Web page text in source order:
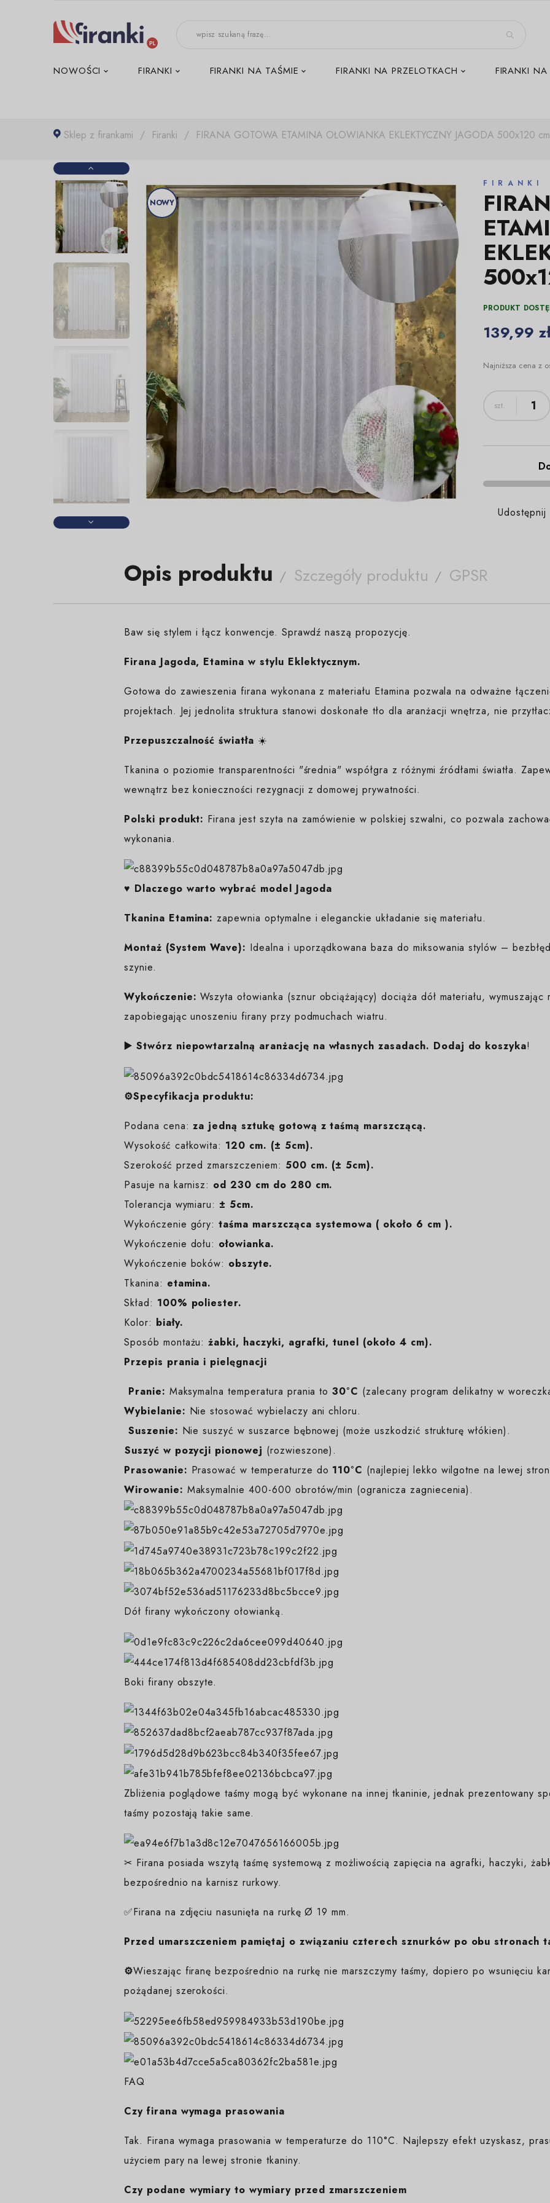
NOWOŚCI FIRANKI FIRANKI NA TAŚMIE FIRANKI NA PRZELOTKACH FIRANKI NA
Sklep z firankami Firanki FIRANA GOTOWA ETAMINA OŁOWIANKA EKLEKTYCZNY JAGODA 500x120
NOWY
FIRANKI
PRODUKT
139,99
Najniższa cena z
Udostępnij
Opis produktu Szczegóły produktu GPSR
Baw się stylem i łącz konwencje. Sprawdź naszą propozycję.
Firana Jagoda, Etamina w stylu Eklektycznym.
Gotowa do zawieszenia firana wykonana z materiału Etamina pozwala na odważne
projektach. Jej jednolita struktura stanowi doskonałe tło dla aranżacji wnętrza, nie
Przepuszczalność światła ☀️
Tkanina o poziomie transparentności "średnia" współgra z różnymi źródłami światła.
wewnątrz bez konieczności rezygnacji z domowej prywatności.
Polski produkt: Firana jest szyta na zamówienie w polskiej szwalni, co pozwala
wykonania.
♥️ Dlaczego warto wybrać model Jagoda
Tkanina Etamina: zapewnia optymalne i eleganckie układanie się materiału.
Montaż (System Wave): Idealna i uporządkowana baza do miksowania stylów –
szynie.
Wykończenie: Wszyta ołowianka (sznur obciążający) dociąża dół materiału,
zapobiegając unoszeniu firany przy podmuchach wiatru.
▶️ Stwórz niepowtarzalną aranżację na własnych zasadach. Dodaj do koszyka!
⚙️Specyfikacja produktu:
Podana cena: za jedną sztukę gotową z taśmą marszczącą.
Wysokość całkowita: 120 cm. (± 5cm).
Szerokość przed zmarszczeniem: 500 cm. (± 5cm).
Pasuje na karnisz: od 230 cm do 280 cm.
Tolerancja wymiaru: ± 5cm.
Wykończenie góry:taśma marszcząca systemowa ( około 6 cm ).
Wykończenie dołu: ołowianka.
Wykończenie boków: obszyte.
Tkanina: etamina.
Skład: 100% poliester.
Kolor: biały.
Sposób montażu:żabki, haczyki, agrafki, tunel (około 4 cm).
Przepis prania i pielęgnacji
Pranie: Maksymalna temperatura prania to30°C (zalecany program delikatny w
Wybielanie: Nie stosować wybielaczy ani chloru.
Suszenie: Nie suszyć w suszarce bębnowej (może uszkodzić strukturę włókien).
️Suszyć w pozycji pionowej (rozwieszone).
Prasowanie: Prasować w temperaturze do 110°C (najlepiej lekko wilgotne na lewej
Wirowanie: Maksymalnie 400-600 obrotów/min (ogranicza zagniecenia).
Dół firany wykończony ołowianką.
Boki firany obszyte.
Zbliżenia poglądowe taśmy mogą być wykonane na innej tkaninie, jednak prezentowany
taśmy pozostają takie same.
✂ Firana posiada wszytą taśmę systemową z możliwością zapięcia na agrafki, haczyki,
bezpośrednio na karnisz rurkowy.
✅Firana na zdjęciu nasunięta na rurkę Ø 19 mm.
Przed umarszczeniem pamiętaj o związaniu czterech sznurków po obu stronach
⚙️Wieszając firanę bezpośrednio na rurkę nie marszczymy taśmy, dopiero po wsunięciu
pożądanej szerokości.
FAQ
Czy firana wymaga prasowania
Tak. Firana wymaga prasowania w temperaturze do 110°C. Najlepszy efekt uzyskasz,
użyciem pary na lewej stronie tkaniny.
Czy podane wymiary to wymiary przed zmarszczeniem